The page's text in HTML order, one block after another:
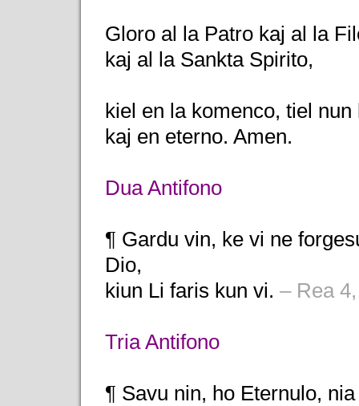
Gloro al la Patro kaj al la
kaj al la Sankta Spirito,
kiel en la komenco, tiel
kaj en eterno. Amen.
Dua Antifono
¶ Gardu vin, ke vi ne
Dio,
kiun Li faris kun vi. – Rea
Tria Antifono
¶ Savu nin, ho Eternulo,